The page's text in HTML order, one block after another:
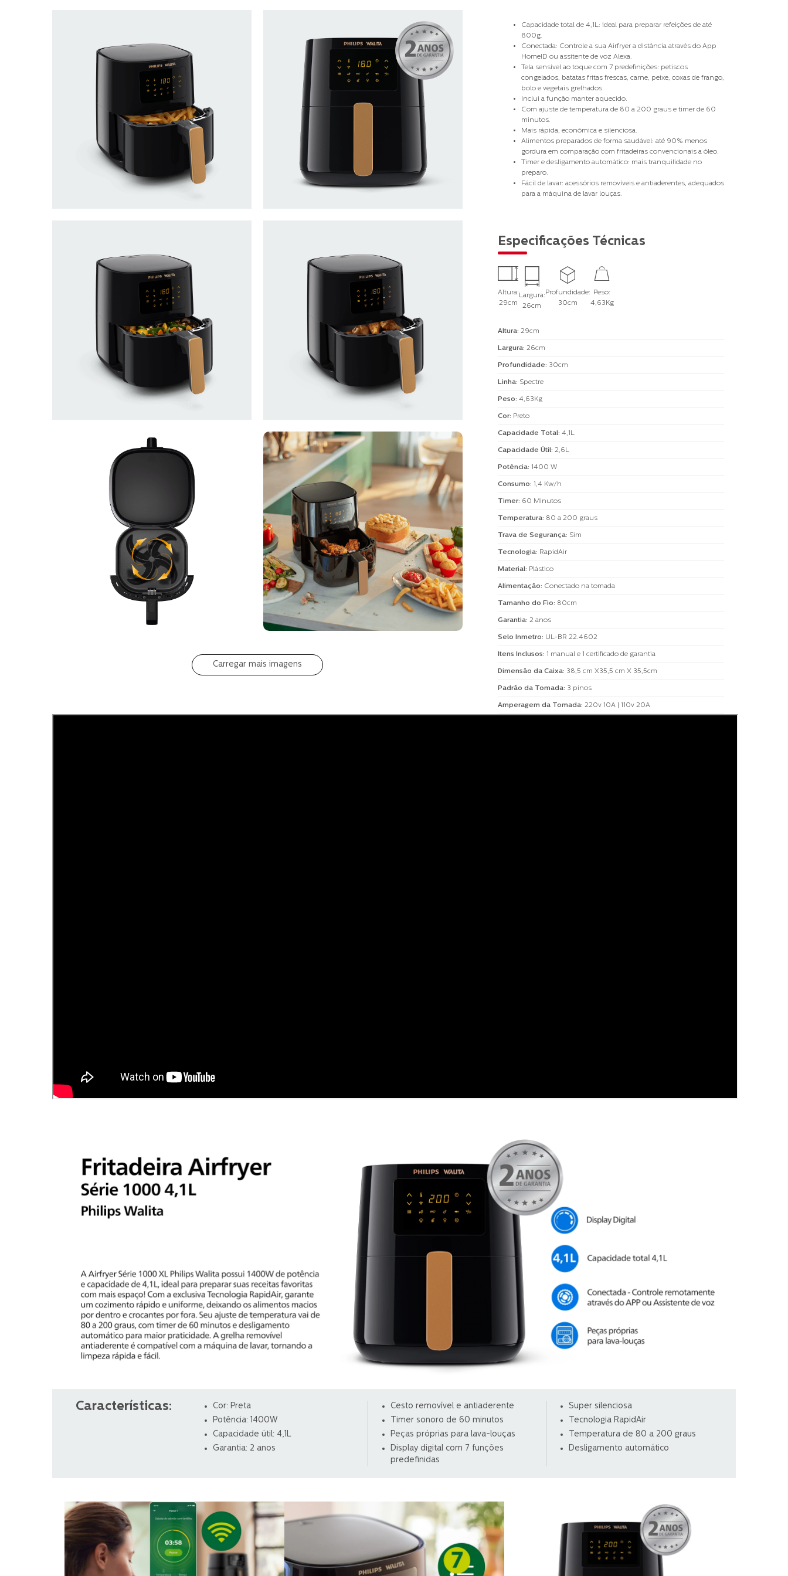
Carregar mais imagens
Capacidade total de 4,1L: ideal para preparar refeições de até
800g.
Conectada: Controle a sua Airfryer a distância através do App
HomeID ou assitente de voz Alexa.
Tela sensível ao toque com 7 predefinições: petiscos
congelados, batatas fritas frescas, carne, peixe, coxas de frango,
bolo e vegetais grelhados.
Inclui a função manter aquecido.
Com ajuste de temperatura de 80 a 200 graus e timer de 60
minutos.
Mais rápida, econômica e silenciosa.
Alimentos preparados de forma saudável: até 90% menos
gordura em comparação com fritadeiras convencionais a óleo.
Timer e desligamento automático: mais tranquilidade no
preparo.
Fácil de lavar: acessórios removíveis e antiaderentes, adequados
para a máquina de lavar louças.
Especificações Técnicas
Altura:
29cm
Largura:
26cm
Profundidade:
30cm
Peso:
4,63Kg
Altura: 29cm
Largura: 26cm
Profundidade: 30cm
Linha: Spectre
Peso: 4,63Kg
Cor: Preto
Capacidade Total: 4,1L
Capacidade Útil: 2,6L
Potência: 1400 W
Consumo: 1,4 Kw/h
Timer: 60 Minutos
Temperatura: 80 a 200 graus
Trava de Segurança: Sim
Tecnologia: RapidAir
Material: Plástico
Alimentação: Conectado na tomada
Tamanho do Fio: 80cm
Garantia: 2 anos
Selo Inmetro: UL-BR 22.4602
Itens Inclusos: 1 manual e 1 certificado de garantia
Dimensão da Caixa: 38,5 cm X35,5 cm X 35,5cm
Padrão da Tomada: 3 pinos
Amperagem da Tomada: 220v 10A | 110v 20A
Características:
Cor: Preta
Potência: 1400W
Capacidade útil: 4,1L
Garantia: 2 anos
Cesto removível e antiaderente
Timer sonoro de 60 minutos
Peças próprias para lava-louças
Display digital com 7 funções
predefinidas
Super silenciosa
Tecnologia RapidAir
Temperatura de 80 a 200 graus
Desligamento automático